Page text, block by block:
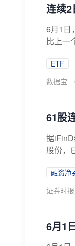
连续
6月1日
比上一
ETF
数据宝
61股
据
股份，
融资净
证券时
6月1